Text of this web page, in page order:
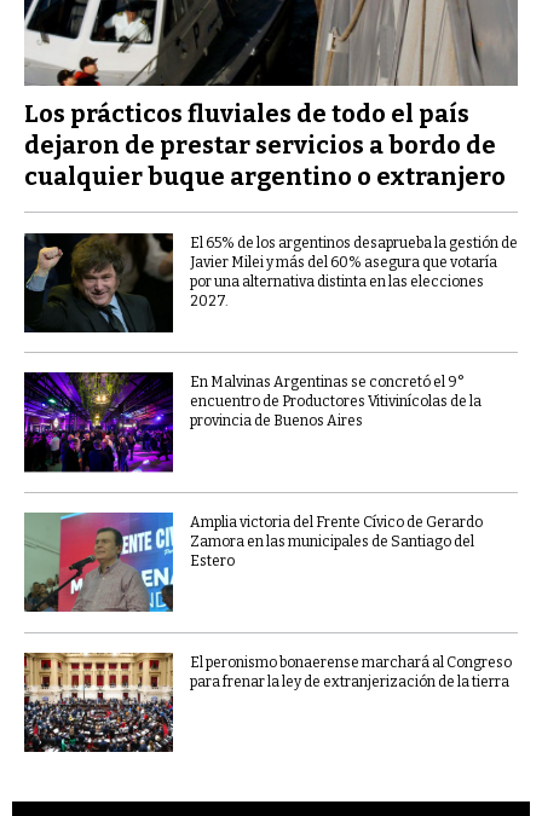
Los prácticos fluviales de todo el país
dejaron de prestar servicios a bordo de
cualquier buque argentino o extranjero
El 65% de los argentinos desaprueba la gestión de
Javier Milei y más del 60% asegura que votaría
por una alternativa distinta en las elecciones
2027.
En Malvinas Argentinas se concretó el 9°
encuentro de Productores Vitivinícolas de la
provincia de Buenos Aires
Amplia victoria del Frente Cívico de Gerardo
Zamora en las municipales de Santiago del
Estero
El peronismo bonaerense marchará al Congreso
para frenar la ley de extranjerización de la tierra